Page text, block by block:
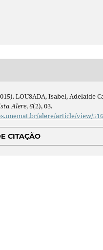
LOUSADA, Isabel, Adelaide
Alere,6(2), 03.
alere/article/view/516
CITAÇÃO